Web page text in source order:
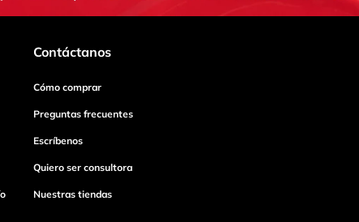
Contáctanos
Cómo comprar
Preguntas frecuentes
Escríbenos
Quiero ser consultora
Nuestras tiendas